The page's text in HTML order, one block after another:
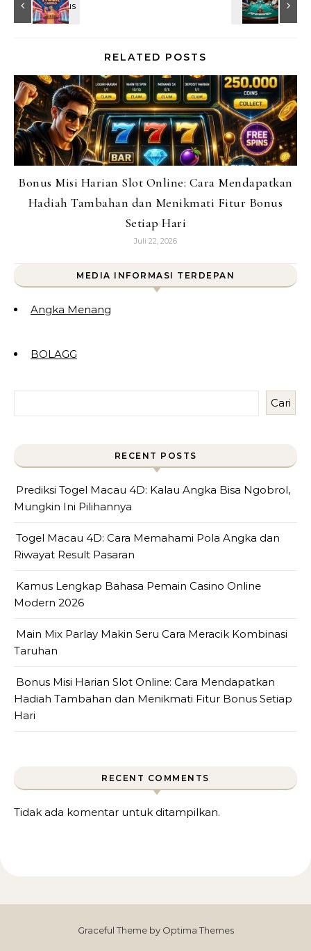
RELATED POSTS
Bonus Misi Harian Slot Online: Cara Mendapatkan
Hadiah Tambahan dan Menikmati Fitur Bonus
Setiap Hari
Juli 22, 2026
MEDIA INFORMASI TERDEPAN
Angka Menang
BOLAGG
Cari
RECENT POSTS
Prediksi Togel Macau 4D: Kalau Angka Bisa Ngobrol,
Mungkin Ini Pilihannya
Togel Macau 4D: Cara Memahami Pola Angka dan
Riwayat Result Pasaran
Kamus Lengkap Bahasa Pemain Casino Online
Modern 2026
Main Mix Parlay Makin Seru Cara Meracik Kombinasi
Taruhan
Bonus Misi Harian Slot Online: Cara Mendapatkan
Hadiah Tambahan dan Menikmati Fitur Bonus Setiap
Hari
RECENT COMMENTS
Tidak ada komentar untuk ditampilkan.
Graceful Theme by Optima Themes